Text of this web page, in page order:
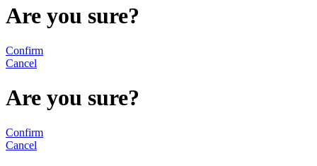
Are you sure?
Confirm
Cancel
Are you sure?
Confirm
Cancel